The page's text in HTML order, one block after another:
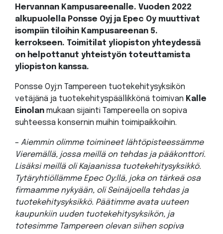
Hervannan Kampusareenalle. Vuoden 2022
alkupuolella Ponsse Oyj ja Epec Oy muuttivat
isompiin tiloihin Kampusareenan 5.
kerrokseen. Toimitilat yliopiston yhteydessä
on helpottanut yhteistyön toteuttamista
yliopiston kanssa.
Ponsse Oyj:n Tampereen tuotekehitysyksikön
vetäjänä ja tuotekehityspäällikkönä toimivan Kalle
Einolan mukaan sijainti Tampereella on sopiva
suhteessa konsernin muihin toimipaikkoihin.
– Aiemmin olimme toimineet lähtöpisteessämme
Vieremällä, jossa meillä on tehdas ja pääkonttori.
Lisäksi meillä oli Kajaanissa tuotekehitysyksikkö.
Tytäryhtiöllämme Epec Oy:llä, joka on tärkeä osa
firmaamme nykyään, oli Seinäjoella tehdas ja
tuotekehitysyksikkö. Päätimme avata uuteen
kaupunkiin uuden tuotekehitysyksikön, ja
totesimme Tampereen olevan siihen sopiva